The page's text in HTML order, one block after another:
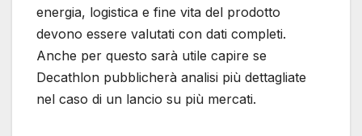
energia, logistica e fine vita del prodotto
devono essere valutati con dati completi.
Anche per questo sarà utile capire se
Decathlon pubblicherà analisi più dettagliate
nel caso di un lancio su più mercati.